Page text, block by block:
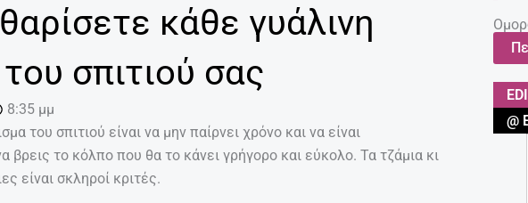
κάθε γυάλινη
σπιτιού σας
8:35 μμ
του σπιτιού είναι να μην παίρνει χρόνο και να είναι
βρεις το κόλπο που θα το κάνει γρήγορο και εύκολο. Τα τζάμια κι
είναι σκληροί κριτές.
@